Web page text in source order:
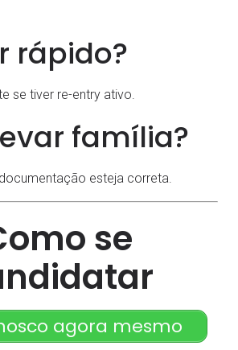
rápido?
se tiver re-entry ativo.
família?
esteja correta.
se
agora mesmo